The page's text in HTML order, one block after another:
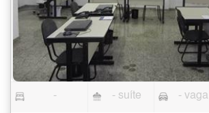
- - suíte - vaga